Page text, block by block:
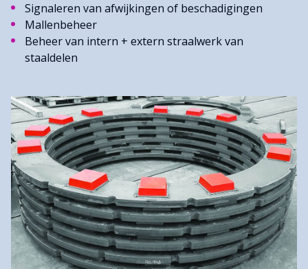
Signaleren van afwijkingen of beschadigingen
Mallenbeheer
Beheer van intern + extern straalwerk van
staaldelen